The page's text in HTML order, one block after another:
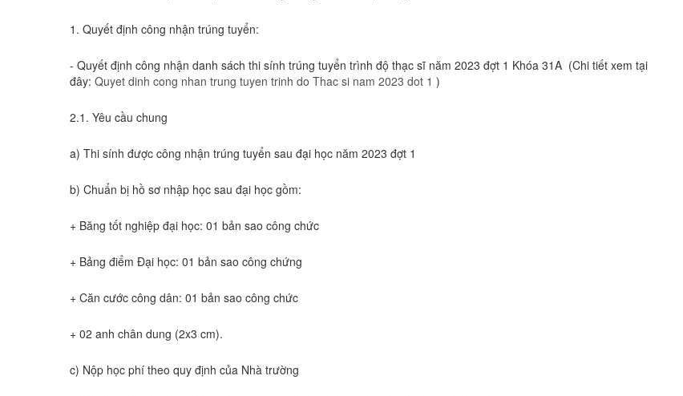
1. Quyết định công nhận trúng tuyển:
- Quyết định công nhận danh sách thi sính trúng tuyển trình độ thạc sĩ năm 2023 đợt 1 Khóa 31A (Chi tiết xem tại
đây: Quyet dinh cong nhan trung tuyen trinh do Thac si nam 2023 dot 1 )
2.1. Yêu cầu chung
a) Thi sính được công nhận trúng tuyển sau đại học năm 2023 đợt 1
b) Chuẩn bị hồ sơ nhập học sau đại học gồm:
+ Băng tốt nghiệp đại học: 01 bản sao công chức
+ Bảng điểm Đại học: 01 bản sao công chứng
+ Căn cước công dân: 01 bản sao công chức
+ 02 anh chân dung (2x3 cm).
c) Nộp học phí theo quy định của Nhà trường